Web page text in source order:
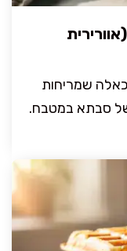
כאלה שמריחות
סבתא במטבח.